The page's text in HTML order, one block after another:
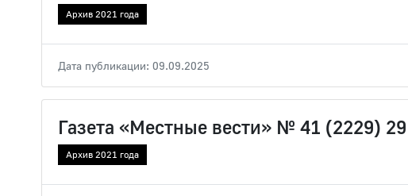
Архив 2021 года
Дата публикации: 09.09.2025
Газета «Местные вести» № 41 (2229)
Архив 2021 года